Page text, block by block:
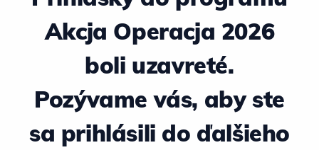
Akcja Operacja 2026
boli uzavreté.
Pozývame vás, aby ste
sa prihlásili do ďalšieho